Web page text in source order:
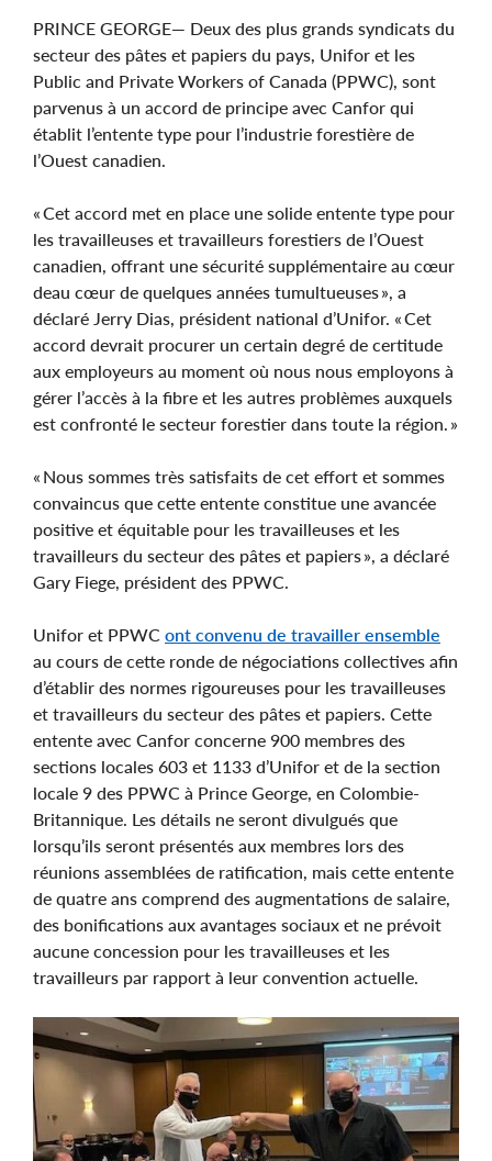
PRINCE GEORGE— Deux des plus grands syndicats du
secteur des pâtes et papiers du pays, Unifor et les
Public and Private Workers of Canada (PPWC), sont
parvenus à un accord de principe avec Canfor qui
établit l’entente type pour l’industrie forestière de
l’Ouest canadien.
« Cet accord met en place une solide entente type pour
les travailleuses et travailleurs forestiers de l’Ouest
canadien, offrant une sécurité supplémentaire au cœur
deau cœur de quelques années tumultueuses », a
déclaré Jerry Dias, président national d’Unifor. « Cet
accord devrait procurer un certain degré de certitude
aux employeurs au moment où nous nous employons à
gérer l’accès à la fibre et les autres problèmes auxquels
est confronté le secteur forestier dans toute la région. »
« Nous sommes très satisfaits de cet effort et sommes
convaincus que cette entente constitue une avancée
positive et équitable pour les travailleuses et les
travailleurs du secteur des pâtes et papiers », a déclaré
Gary Fiege, président des PPWC.
Unifor et PPWC ont convenu de travailler ensemble
au cours de cette ronde de négociations collectives afin
d’établir des normes rigoureuses pour les travailleuses
et travailleurs du secteur des pâtes et papiers. Cette
entente avec Canfor concerne 900 membres des
sections locales 603 et 1133 d’Unifor et de la section
locale 9 des PPWC à Prince George, en Colombie-
Britannique. Les détails ne seront divulgués que
lorsqu’ils seront présentés aux membres lors des
réunions assemblées de ratification, mais cette entente
de quatre ans comprend des augmentations de salaire,
des bonifications aux avantages sociaux et ne prévoit
aucune concession pour les travailleuses et les
travailleurs par rapport à leur convention actuelle.